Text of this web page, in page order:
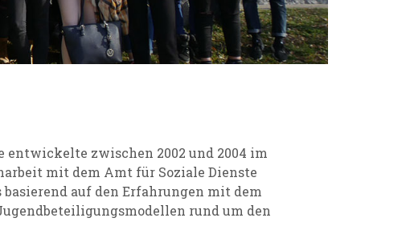
entwickelte zwischen 2002 und 2004 im
mit dem Amt für Soziale Dienste
auf den Erfahrungen mit dem
rund um den